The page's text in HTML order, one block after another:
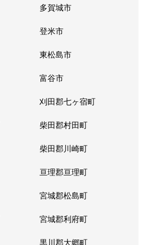
多賀城市
登米市
東松島市
富谷市
刈田郡七ヶ宿町
柴田郡村田町
柴田郡川崎町
亘理郡亘理町
宮城郡松島町
宮城郡利府町
黒川郡大郷町